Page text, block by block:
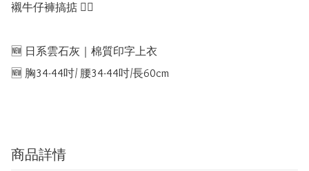
襯牛仔褲搞掂 👍🏻
🆕 日系雲石灰｜棉質印字上衣
🆕 胸34-44吋/ 腰34-44吋/長60cm
商品詳情